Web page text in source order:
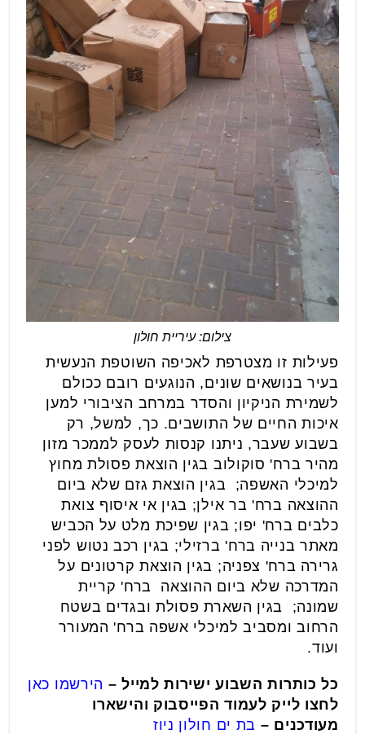
צילום: עיריית חולון
פעילות זו מצטרפת לאכיפה השוטפת הנעשית
בעיר בנושאים שונים, הנוגעים רובם ככולם
לשמירת הניקיון והסדר במרחב הציבורי למען
איכות החיים של התושבים. כך, למשל, רק
בשבוע שעבר, ניתנו קנסות לעסק לממכר מזון
מהיר ברח' סוקולוב בגין הוצאת פסולת מחוץ
למיכלי האשפה; בגין הוצאת גזם שלא ביום
ההוצאה ברח' בר אילן; בגין אי איסוף צואת
כלבים ברח' יפו; בגין שפיכת מלט על הכביש
מאתר בנייה ברח' ברזילי; בגין רכב נטוש לפני
גרירה ברח' צפניה; בגין הוצאת קרטונים על
המדרכה שלא ביום ההוצאה ברח' קריית
שמונה; בגין השארת פסולת ובגדים בשטח
הרחוב ומסביב למיכלי אשפה ברח' המעורר
ועוד.
כל כותרות השבוע ישירות למייל – הירשמו כאן
לחצו לייק לעמוד הפייסבוק והישארו
מעודכנים – בת ים חולון ניוז